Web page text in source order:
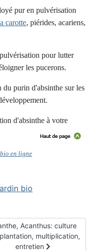
pur en pulvérisation
carotte, piérides, acariens,
pour lutter
les pucerons.
purin d'absinthe sur les
d'absinthe à votre
en ligne
bio
armeniaca: culture
suivant : Acanthe,
Acanthus: culture
multiplication,
entretien